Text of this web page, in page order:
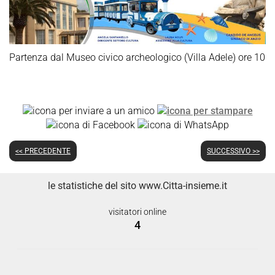
Partenza dal Museo civico archeologico (Villa Adele) ore 10
<< PRECEDENTE SUCCESSIVO >>
le statistiche del sito www.Citta-insieme.it
visitatori online
4